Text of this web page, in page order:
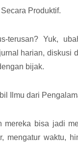
Produktif.
terusan? Yuk,
harian, diskusi
bijak.
Ilmu dari
mereka bisa jadi
mengatur waktu,